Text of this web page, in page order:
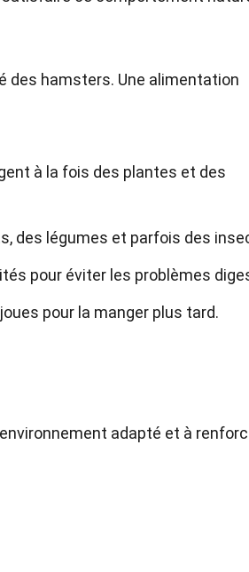
des hamsters. Une alimentation
à la fois des plantes et des
des légumes et parfois des
pour éviter les problèmes
pour la manger plus tard.
adapté et à